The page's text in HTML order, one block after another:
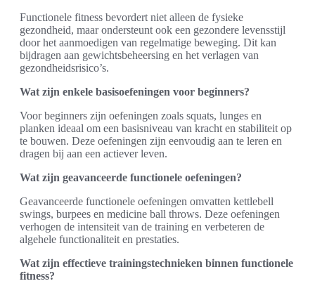
Functionele fitness bevordert niet alleen de fysieke
gezondheid, maar ondersteunt ook een gezondere levensstijl
door het aanmoedigen van regelmatige beweging. Dit kan
bijdragen aan gewichtsbeheersing en het verlagen van
gezondheidsrisico’s.
Wat zijn enkele basisoefeningen voor beginners?
Voor beginners zijn oefeningen zoals squats, lunges en
planken ideaal om een basisniveau van kracht en stabiliteit op
te bouwen. Deze oefeningen zijn eenvoudig aan te leren en
dragen bij aan een actiever leven.
Wat zijn geavanceerde functionele oefeningen?
Geavanceerde functionele oefeningen omvatten kettlebell
swings, burpees en medicine ball throws. Deze oefeningen
verhogen de intensiteit van de training en verbeteren de
algehele functionaliteit en prestaties.
Wat zijn effectieve trainingstechnieken binnen functionele
fitness?